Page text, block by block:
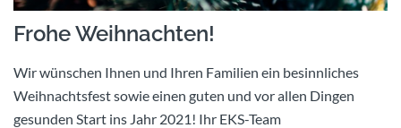
Frohe Weihnachten!
Wir wünschen Ihnen und Ihren Familien ein besinnliches
Weihnachtsfest sowie einen guten und vor allen Dingen
gesunden Start ins Jahr 2021! Ihr EKS-Team